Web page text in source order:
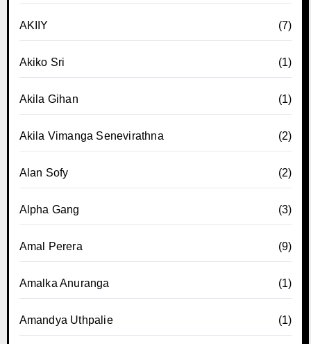
AKIIY (7)
Akiko Sri (1)
Akila Gihan (1)
Akila Vimanga Senevirathna (2)
Alan Sofy (2)
Alpha Gang (3)
Amal Perera (9)
Amalka Anuranga (1)
Amandya Uthpalie (1)